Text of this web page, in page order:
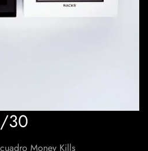
30
Money Kills